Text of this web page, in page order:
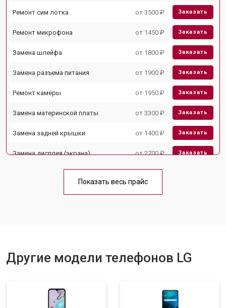
Ремонт сим лотка от 3500 ₽ Заказать
Ремонт микрофона от 1450 ₽ Заказать
Замена шлейфа от 1800 ₽ Заказать
Замена разъема питания от 1900 ₽ Заказать
Ремонт камеры от 1950 ₽ Заказать
Замена материнской платы от 3300 ₽ Заказать
Замена задней крышки от 1400 ₽ Заказать
Замена дисплея (экрана) от 2700 ₽ Заказать
Замена кнопки включения от 1750 ₽
Показать весь прайс
Другие модели телефонов LG